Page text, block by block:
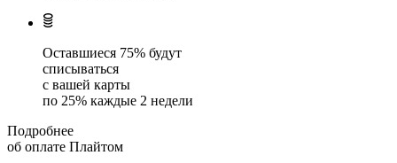
Оставшиеся 75% будут
списываться
с вашей карты
по 25% каждые 2 недели
Подробнее
об оплате Плайтом